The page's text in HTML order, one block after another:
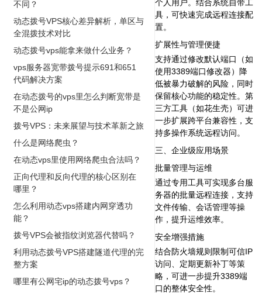
不同？
动态拨号VPS核心差异解析，单区与
全混拨技术对比
动态拨号vps能拿来做什么业务？
vps服务器宽带拨号提示691和651
代码解决方案
在动态拨号的vps里怎么判断宽带是
不是公网ip
拨号VPS：未来展望与技术革新之旅
什么是网络爬虫？
在动态vps里使用网络爬虫合法吗？
正向代理和反向代理的核心区别在
哪里？
怎么利用动态vps搭建内网穿透功
能？
拨号VPS会被指纹浏览器代替吗？
利用动态拨号VPS搭建隧道代理的完
整方案
哪里有公网宅ip的动态拨号vps？
个人用户。结合系统自带工
具，可快速完成远程连接配
置。
扩展性与管理便捷‌
支持通过修改默认端口（如
使用3389端口修改器）降
低被暴力破解的风险，同时
保留核心功能的稳定性。第
三方工具（如花生壳）可进
一步扩展跨平台兼容性，支
持多操作系统远程访问。
三、企业级应用场景
批量管理与运维‌
通过专用工具可实现多台服
务器的批量远程连接，支持
文件传输、会话管理等操
作，提升运维效率。
安全增强措施‌
结合防火墙规则限制可信IP
访问、定期更新补丁等策
略，可进一步提升3389端
口的整体安全性。